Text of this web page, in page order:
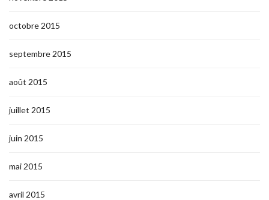
octobre 2015
septembre 2015
août 2015
juillet 2015
juin 2015
mai 2015
avril 2015